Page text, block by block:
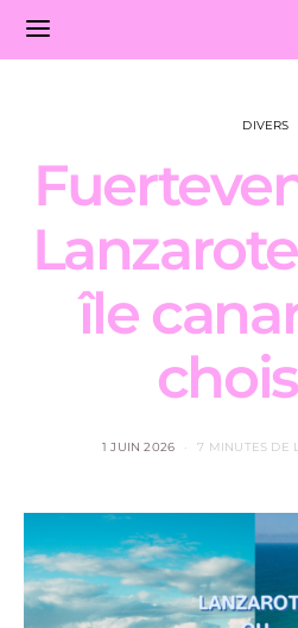
DIVERS
île
1 JUIN 2026 7 MINUTES DE